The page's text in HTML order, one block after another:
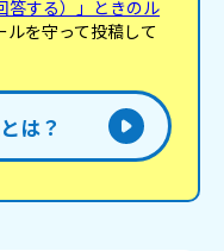
答する）」ときのル
を守って投稿して
は？